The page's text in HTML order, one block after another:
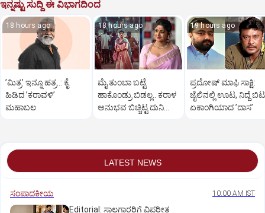
ಇನ್ನಷ್ಟು ಸುದ್ದಿ ಈ ವಿಭಾಗದಿಂದ
18 hours ago
ʼಮಿತ್ರʼ ಇನ್ನೂ ಹತ್ರ..: ಕೈ
ಹಿಡಿದ ʼಕರಾವಳಿʼ
ಮಹಾಬಲ
18 hours ago
ಮೈ ತುಂಬಾ ಬಟ್ಟೆ
ಹಾಕೊಂಡ್ರು ಬಿಡಲ್ಲ.. ಕರಾಳ
ಅನುಭವ ಬಿಚ್ಚಿಟ್ಟ ದುನಿಯಾ
19 hours ago
ಪ್ರದೋಷ್‌ ಮಾಫಿ ಸಾಕ್ಷಿ:
ಜೈಲಿನಲ್ಲಿ ಊಟ, ನಿದ್ದೆ
ಏಕಾಂಗಿಯಾದ ʼದಾಸʼ
LATEST NEWS
ಸಂಪಾದಕೀಯ 10:00 AM IST
Editorial: ಸಾಲಗಾರರಿಗೆ ವಿಪರೀತ